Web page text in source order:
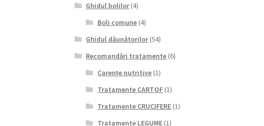
Ghidul bolilor(4)
Boli comune(4)
Ghidul dăunătorilor(54)
Recomandări tratamente (6)
Carențe nutritive(1)
Tratamente CARTOF(1)
Tratamente CRUCIFERE(1)
Tratamente LEGUME(1)